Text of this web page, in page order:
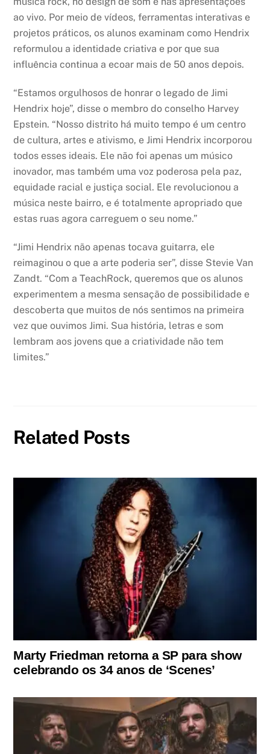
ao vivo. Por meio de vídeos, ferramentas interativas e
projetos práticos, os alunos examinam como Hendrix
reformulou a identidade criativa e por que sua
influência continua a ecoar mais de 50 anos depois.
“Estamos orgulhosos de honrar o legado de Jimi
Hendrix hoje”, disse o membro do conselho Harvey
Epstein. “Nosso distrito há muito tempo é um centro
de cultura, artes e ativismo, e Jimi Hendrix incorporou
todos esses ideais. Ele não foi apenas um músico
inovador, mas também uma voz poderosa pela paz,
equidade racial e justiça social. Ele revolucionou a
música neste bairro, e é totalmente apropriado que
estas ruas agora carreguem o seu nome.”
“Jimi Hendrix não apenas tocava guitarra, ele
reimaginou o que a arte poderia ser”, disse Stevie Van
Zandt. “Com a TeachRock, queremos que os alunos
experimentem a mesma sensação de possibilidade e
descoberta que muitos de nós sentimos na primeira
vez que ouvimos Jimi. Sua história, letras e som
lembram aos jovens que a criatividade não tem
limites.”
Related Posts
Marty Friedman retorna a SP para show
celebrando os 34 anos de ‘Scenes’